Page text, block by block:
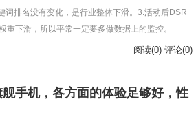
词排名没有变化，是行业整体下滑。3.活动后DSR
重下滑，所以平常一定要多做数据上的监控。
阅读(0) 评论(0)
手机，各方面的体验足够好，性